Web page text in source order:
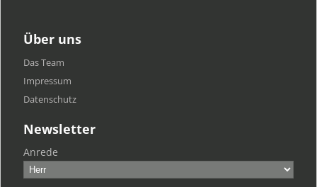
Über uns
Das Team
Impressum
Datenschutz
Newsletter
Anrede